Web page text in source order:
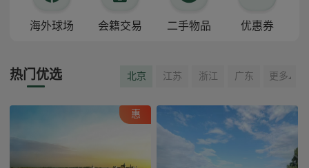
海外球场 会籍交易 二手物品 优惠券
热门优选 北京 江苏 浙江 广东 更多
惠